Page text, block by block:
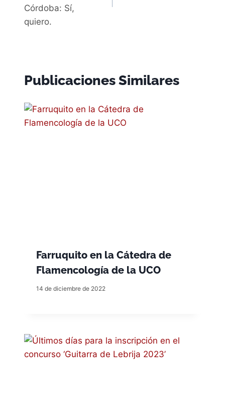
Córdoba: Sí,
quiero.
Publicaciones Similares
Farruquito en la Cátedra de
Flamencología de la UCO
14 de diciembre de 2022